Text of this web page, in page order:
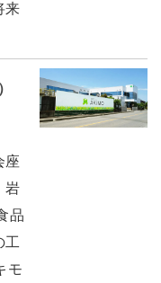
来
座
岩
品
工
モ